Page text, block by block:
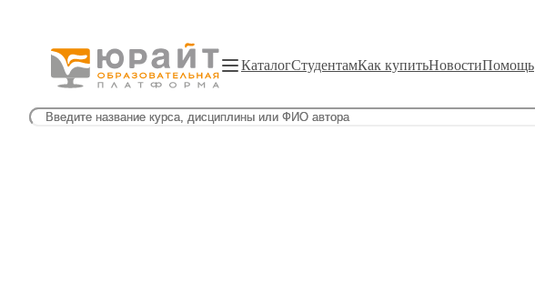
КаталогСтудентамКак купитьНовостиПомощь